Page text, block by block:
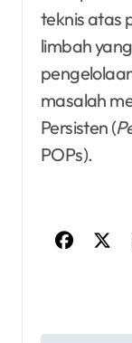
teknis atas
limbah
masalah
Persisten (
POPs).